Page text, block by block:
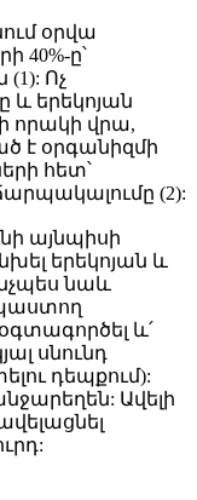
օրվա
40%-ը՝
Ոչ
երեկոյան
որակի վրա,
է օրգանիզմի
հետ՝
(2):
այնպիսի
երեկոյան և
նաև
և՛
սնունդ
դեպքում):
Ավելի